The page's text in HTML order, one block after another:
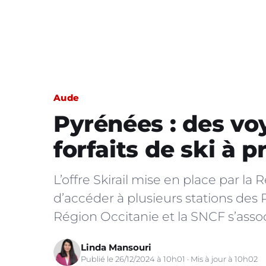
Aude
Pyrénées : des
forfaits de ski à
L’offre Skirail mise en place par la
d’accéder à plusieurs stations des
Région Occitanie et la SNCF
Linda Mansouri
Publié le 26/12/2024 à 10h01 · Mis à jour à 10h02